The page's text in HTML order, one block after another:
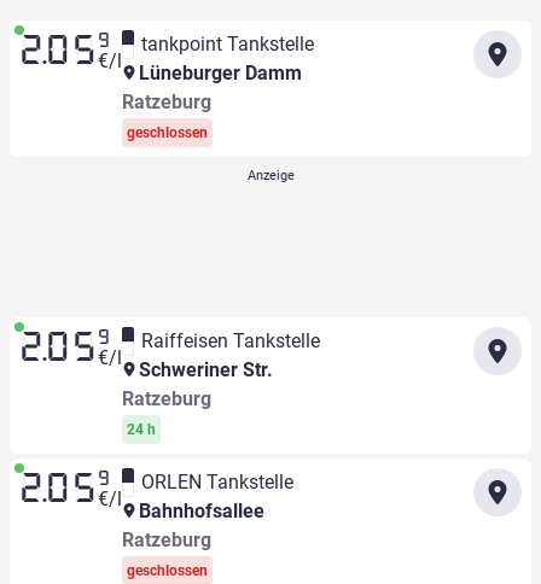
2.05 9
€/l
tankpoint Tankstelle
Lüneburger Damm
Ratzeburg
geschlossen
2.05 9
€/l
Raiffeisen Tankstelle
Schweriner Str.
Ratzeburg
24 h
2.05 9
€/l
ORLEN Tankstelle
Bahnhofsallee
Ratzeburg
geschlossen